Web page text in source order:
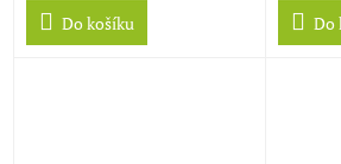
Do košíku Do